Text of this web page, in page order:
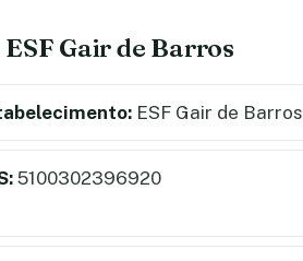
Gair de Barros
ESF Gair de Barros
5100302396920